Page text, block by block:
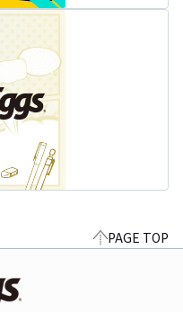
PAGE TOP